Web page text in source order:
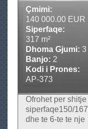
n
t
D
e
x
p
Çmimi:
140 000.00 EUR
Siperfaqe:
317 m²
Dhoma Gjumi: 3
Banjo: 2
Kodi i Prones:
AP-373
Ofrohet per
siperfaqe150/
dhe te 6-te te nje